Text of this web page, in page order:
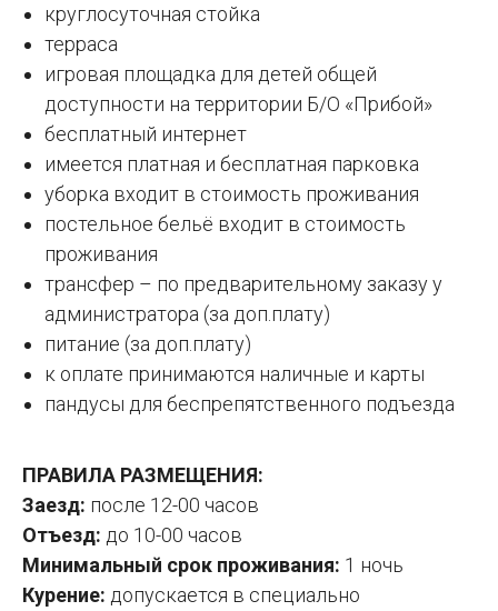
круглосуточная стойка
терраса
игровая площадка для детей общей
доступности на территории Б/О «Прибой»
бесплатный интернет
имеется платная и бесплатная парковка
уборка входит в стоимость проживания
постельное бельё входит в стоимость
проживания
трансфер – по предварительному заказу у
администратора (за доп.плату)
питание (за доп.плату)
к оплате принимаются наличные и карты
пандусы для беспрепятственного подъезда
ПРАВИЛА РАЗМЕЩЕНИЯ:
Заезд: после 12-00 часов
Отъезд: до 10-00 часов
Минимальный срок проживания: 1 ночь
Курение: допускается в специально